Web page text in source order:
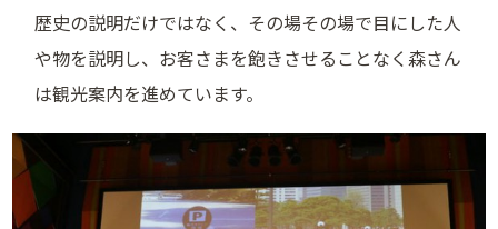
歴史の説明だけではなく、その場その場で目にした人
や物を説明し、お客さまを飽きさせることなく森さん
は観光案内を進めています。